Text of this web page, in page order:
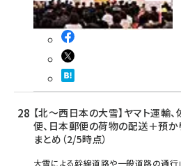
【北～西日本の大雪】ヤマト運輸
便、日本郵便の荷物の配送＋預か
まとめ（2/5時点）
大雪による幹線道路や一般道路の通行